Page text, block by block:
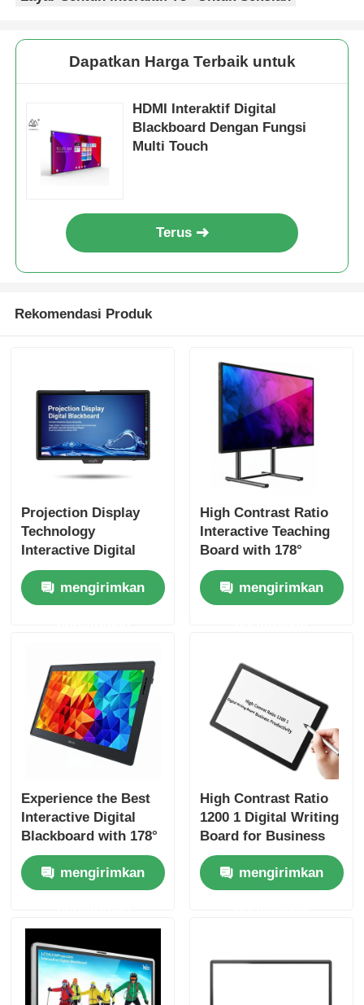
Dapatkan Harga Terbaik untuk
HDMI Interaktif Digital
Blackboard Dengan Fungsi
Multi Touch
Terus
Rekomendasi Produk
Projection Display
Technology
Interactive Digital
Blackboard with Wi-
Fi Connectivity and
Android
mengirimkan
High Contrast Ratio
Interactive Teaching
Board with 178°
Viewing Angle and
1200 1 Contrast Ratio
mengirimkan
Experience the Best
Interactive Digital
Blackboard with 178°
Viewing Angle VGA
Output and 1200 1
Contrast Ratio
mengirimkan
High Contrast Ratio
1200 1 Digital Writing
Board for Business
Productivity
mengirimkan